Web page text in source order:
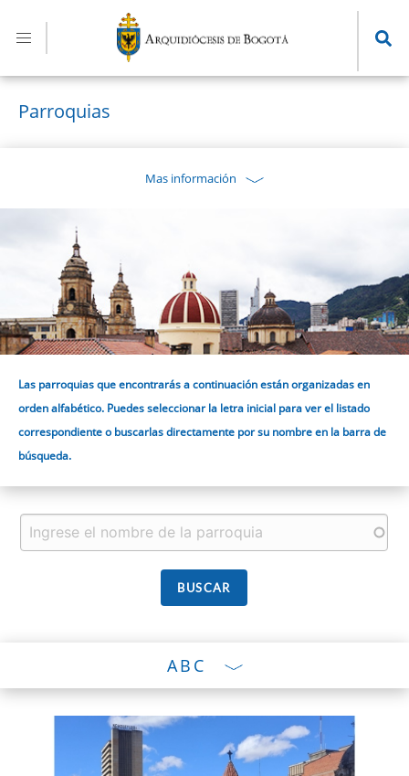
contenido
principal
Parroquias
Mas información
Las parroquias que encontrarás a continuación están organizadas en
orden alfabético. Puedes seleccionar la letra inicial para ver el listado
correspondiente o buscarlas directamente por su nombre en la barra de
búsqueda.
ABC